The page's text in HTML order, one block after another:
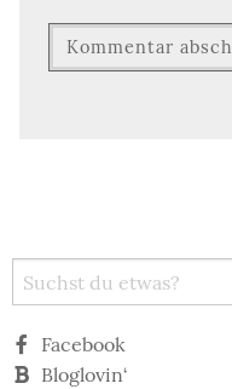
Facebook
Bloglovin‘